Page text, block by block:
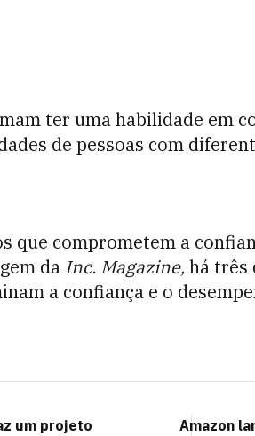
ter uma habilidade em
de pessoas com
que comprometem a
da Inc. Magazine,há três
a confiança e o
um projeto
Amazon